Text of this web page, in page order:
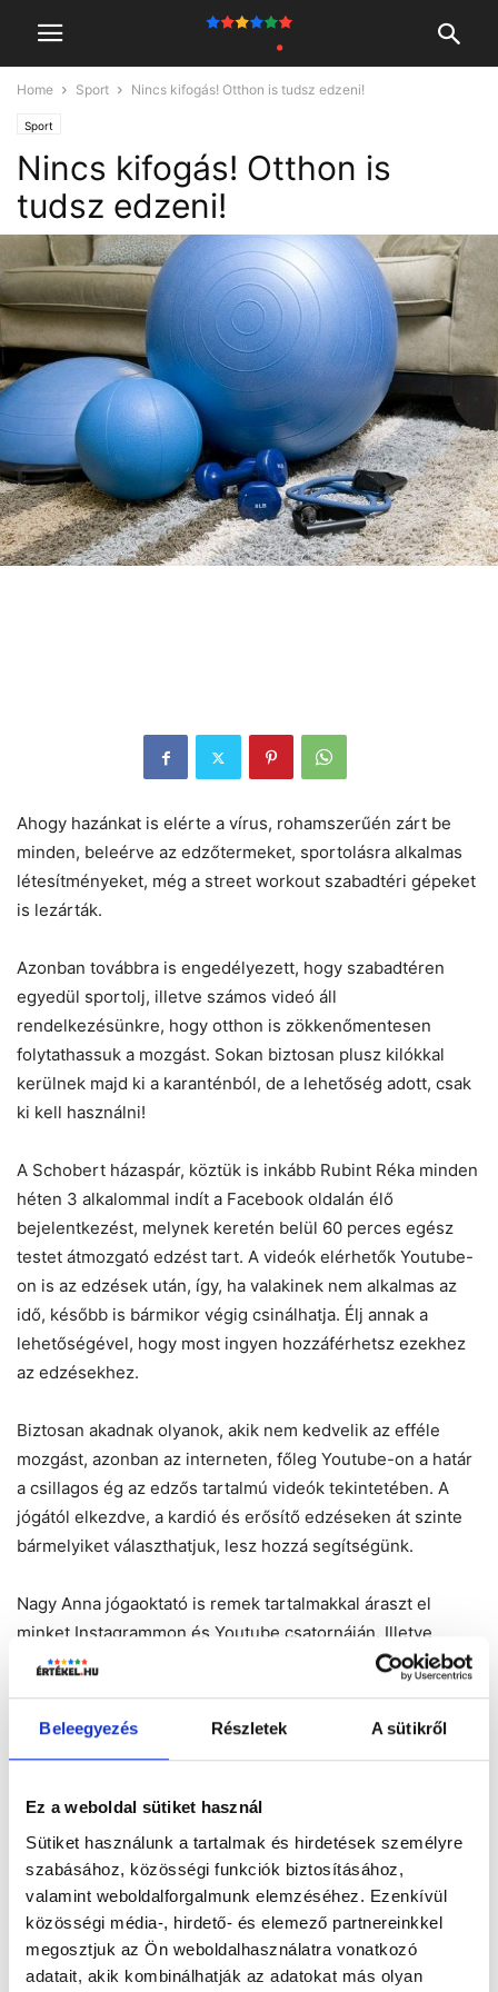
Beleegyezés Részletek A sütikről
Ez a weboldal sütiket használ
Sütiket használunk a tartalmak és hirdetések személyre
szabásához, közösségi funkciók biztosításához,
valamint weboldalforgalmunk elemzéséhez. Ezenkívül
közösségi média-, hirdető- és elemező partnereinkkel
megosztjuk az Ön weboldalhasználatra vonatkozó
adatait, akik kombinálhatják az adatokat más olyan
Home Sport Nincs kifogás! Otthon is tudsz edzeni!
Sport
Nincs kifogás! Otthon is
tudsz edzeni!
Ahogy hazánkat is elérte a vírus, rohamszerűén zárt be
minden, beleérve az edzőtermeket, sportolásra alkalmas
létesítményeket, még a street workout szabadtéri gépeket
is lezárták.
Azonban továbbra is engedélyezett, hogy szabadtéren
egyedül sportolj, illetve számos videó áll
rendelkezésünkre, hogy otthon is zökkenőmentesen
folytathassuk a mozgást. Sokan biztosan plusz kilókkal
kerülnek majd ki a karanténból, de a lehetőség adott, csak
ki kell használni!
A Schobert házaspár, köztük is inkább Rubint Réka minden
héten 3 alkalommal indít a Facebook oldalán élő
bejelentkezést, melynek keretén belül 60 perces egész
testet átmozgató edzést tart. A videók elérhetők Youtube-
on is az edzések után, így, ha valakinek nem alkalmas az
idő, később is bármikor végig csinálhatja. Élj annak a
lehetőségével, hogy most ingyen hozzáférhetsz ezekhez
az edzésekhez.
Biztosan akadnak olyanok, akik nem kedvelik az efféle
mozgást, azonban az interneten, főleg Youtube-on a határ
a csillagos ég az edzős tartalmú videók tekintetében. A
jógától elkezdve, a kardió és erősítő edzéseken át szinte
bármelyiket választhatjuk, lesz hozzá segítségünk.
Nagy Anna jógaoktató is remek tartalmakkal áraszt el
minket Instagrammon és Youtube csatornáján. Illetve
elindultak a 21 napos kihívások, például Simon Alexandra
táblázat, napokra és gyakorlatokra felosztva.